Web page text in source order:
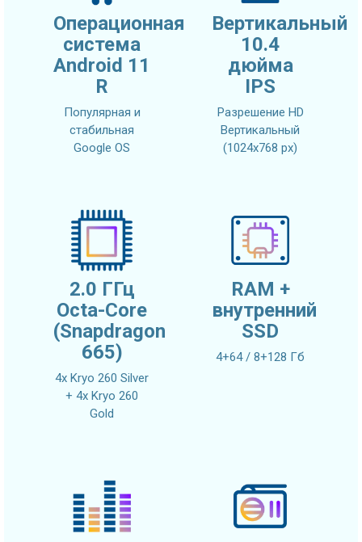
Операционная
система
Android 11
R
Популярная и
стабильная
Google OS
Вертикальный
10.4
дюйма
IPS
Разрешение HD
Вертикальный
(1024x768 px)
2.0 ГГц
Octa-Core
(Snapdragon
665)
4x Kryo 260 Silver
+ 4x Kryo 260
Gold
RAM +
внутренний
SSD
4+64 / 8+128 Гб